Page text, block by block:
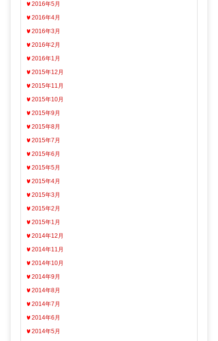
2016年5月
2016年4月
2016年3月
2016年2月
2016年1月
2015年12月
2015年11月
2015年10月
2015年9月
2015年8月
2015年7月
2015年6月
2015年5月
2015年4月
2015年3月
2015年2月
2015年1月
2014年12月
2014年11月
2014年10月
2014年9月
2014年8月
2014年7月
2014年6月
2014年5月